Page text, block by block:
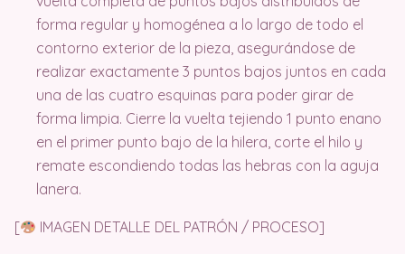
forma regular y homogénea a lo largo de todo el
contorno exterior de la pieza, asegurándose de
realizar exactamente 3 puntos bajos juntos en cada
una de las cuatro esquinas para poder girar de
forma limpia. Cierre la vuelta tejiendo 1 punto enano
en el primer punto bajo de la hilera, corte el hilo y
remate escondiendo todas las hebras con la aguja
lanera.
[ IMAGEN DETALLE DEL PATRÓN / PROCESO]